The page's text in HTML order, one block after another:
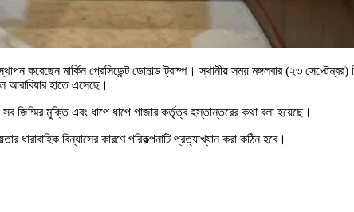
করেছেন মার্কিন প্রেসিডেন্ট ডোনাল্ড ট্রাম্প। স্থানীয় সময় মঙ্গলবার (২৩
আরাবিয়ার হাতে এসেছে।
জিম্মির মুক্তি এবং ধাপে ধাপে গাজার কর্তৃত্ব হস্তান্তরের কথা বলা হয়েছে।
ধারাবাহিক বিন্যাসের কারণে পরিকল্পনাটি প্রত্যাখ্যান করা কঠিন হবে।